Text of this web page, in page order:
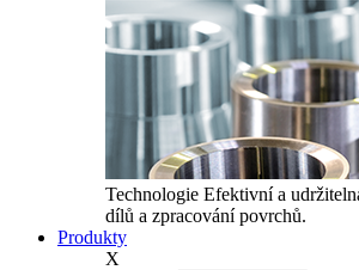
Technologie Efektivní a
dílů a zpracování povrchů.
Produkty
X